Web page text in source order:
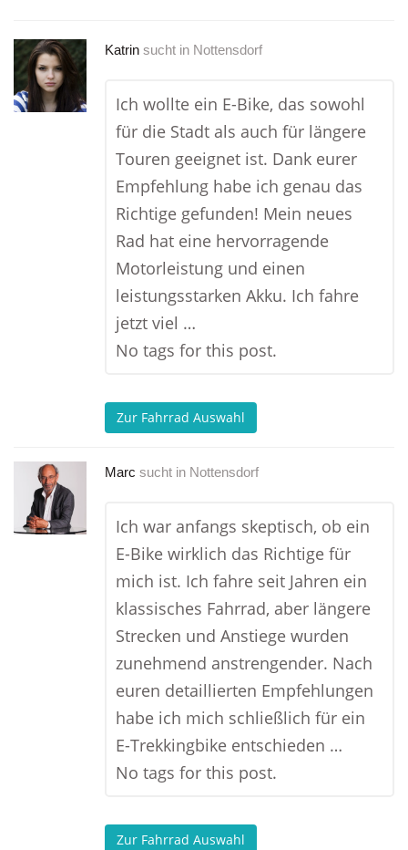
Katrin sucht in Nottensdorf
Ich wollte ein E-Bike, das sowohl
für die Stadt als auch für längere
Touren geeignet ist. Dank eurer
Empfehlung habe ich genau das
Richtige gefunden! Mein neues
Rad hat eine hervorragende
Motorleistung und einen
leistungsstarken Akku. Ich fahre
jetzt viel …
No tags for this post.
Zur Fahrrad Auswahl
Marc sucht in Nottensdorf
Ich war anfangs skeptisch, ob ein
E-Bike wirklich das Richtige für
mich ist. Ich fahre seit Jahren ein
klassisches Fahrrad, aber längere
Strecken und Anstiege wurden
zunehmend anstrengender. Nach
euren detaillierten Empfehlungen
habe ich mich schließlich für ein
E-Trekkingbike entschieden …
No tags for this post.
Zur Fahrrad Auswahl